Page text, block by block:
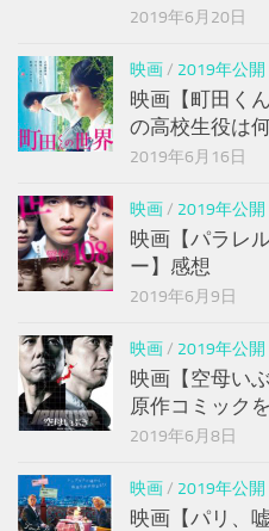
2019年6月20日
映画/ 2019年公開
映画【町田く
の高校生役は
2019年6月16日
映画/ 2019年公開
映画【パラレ
ー】感想
2019年6月9日
映画/ 2019年公開
映画【空母い
原作コミック
2019年6月8日
映画/ 2019年公開
映画【パリ、